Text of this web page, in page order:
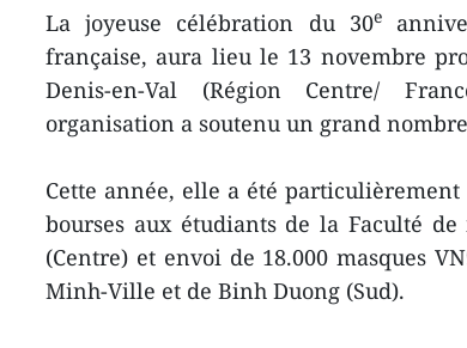
La joyeuse célébration du 30e
française, aura lieu le 13 novembre
Denis-en-Val (Région Centre/
organisation a soutenu un grand
Cette année, elle a été
bourses aux étudiants de la Faculté
(Centre) et envoi de 18.000 masques
Minh-Ville et de Binh Duong (Sud).